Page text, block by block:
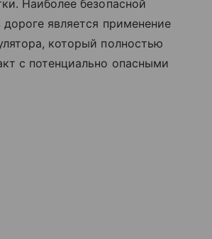
Наиболее безопасной
дороге является применение
который полностью
с потенциально опасными